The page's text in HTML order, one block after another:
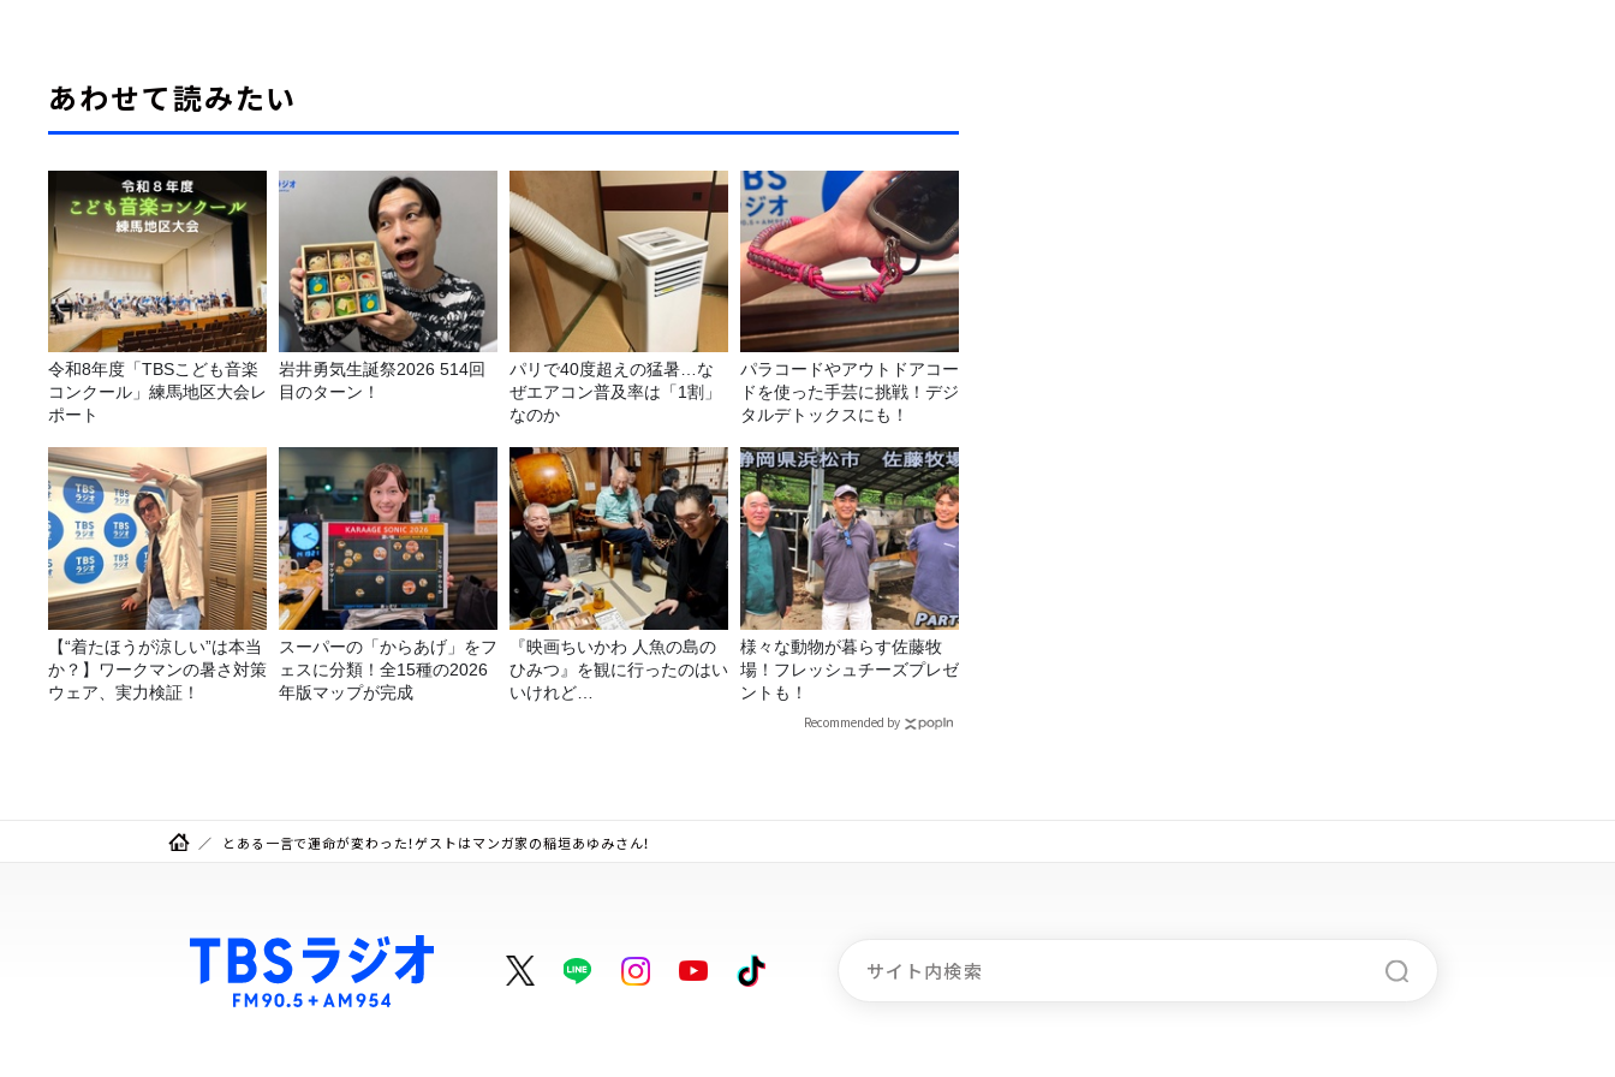
あわせて読みたい
令和8年度「TBSこども音楽
コンクール」練馬地区大会レ
ポート
岩井勇気生誕祭2026 514回
目のターン！
パリで40度超えの猛暑…な
ぜエアコン普及率は「1割」
なのか
パラコードやアウトドアコー
ドを使った手芸に挑戦！デジ
タルデトックスにも！
【“着たほうが涼しい”は本当
か？】ワークマンの暑さ対策
ウェア、実力検証！
スーパーの「からあげ」をフ
ェスに分類！全15種の2026
年版マップが完成
『映画ちいかわ 人魚の島の
ひみつ』を観に行ったのはい
いけれど…
様々な動物が暮らす佐藤牧
場！フレッシュチーズプレゼ
ントも！
Recommended by
とある一言で運命が変わった！ゲストはマンガ家の稲垣あゆみさん！